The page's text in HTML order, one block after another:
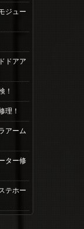
ジュー
ドアア
！
理！
アーム
ター修
テホー